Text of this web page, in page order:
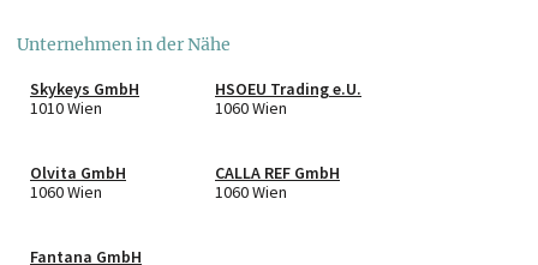
Unternehmen in der Nähe
Skykeys GmbH
1010 Wien
HSOEU Trading e.U.
1060 Wien
Olvita GmbH
1060 Wien
CALLA REF GmbH
1060 Wien
Fantana GmbH